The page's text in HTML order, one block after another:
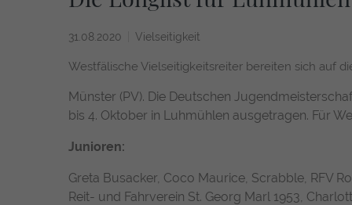
31.08.2020 Vielseitigkeit
Westfälische Vielseitigkeitsreiter bereiten sich auf
Münster (PV). Die Deutschen
bis 4. Oktober in Luhmühlen ausgetragen. Für
Junioren:
Greta Busacker, Coco Maurice, Scrabble, RFV
Reit- und Fahrverein St. Georg Marl 1953,